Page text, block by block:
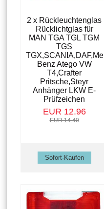
2 x Rückleuchtenglas
Rücklichtglas für
MAN TGA TGL TGM
TGS
Benz Atego VW
T4,Crafter
Pritsche,Steyr
Anhänger LKW E-
Prüfzeichen
EUR 12.96
EUR 14.40